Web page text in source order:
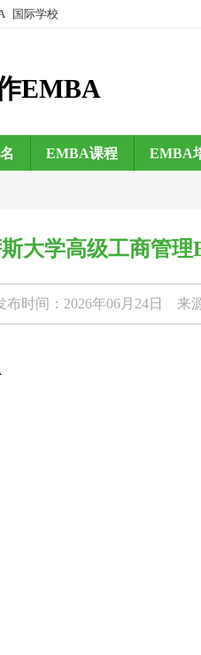
国际学校
EMBA
EMBA课程 EMBA
大学高级工商管理
时间：2026年06月24日 来